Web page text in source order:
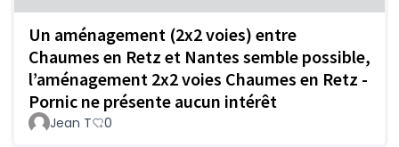
Un aménagement (2x2 voies) entre
Chaumes en Retz et Nantes semble possible,
l’aménagement 2x2 voies Chaumes en Retz -
Pornic ne présente aucun intérêt
Jean T 0